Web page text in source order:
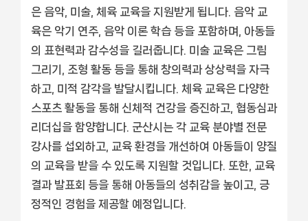
은 음악, 미술, 체육 교육을 지원받게 됩니다. 음악 교
육은 악기 연주, 음악 이론 학습 등을 포함하며, 아동들
의 표현력과 감수성을 길러줍니다. 미술 교육은 그림
그리기, 조형 활동 등을 통해 창의력과 상상력을 자극
하고, 미적 감각을 발달시킵니다. 체육 교육은 다양한
스포츠 활동을 통해 신체적 건강을 증진하고, 협동심과
리더십을 함양합니다. 군산시는 각 교육 분야별 전문
강사를 섭외하고, 교육 환경을 개선하여 아동들이 양질
의 교육을 받을 수 있도록 지원할 것입니다. 또한, 교육
결과 발표회 등을 통해 아동들의 성취감을 높이고, 긍
정적인 경험을 제공할 예정입니다.